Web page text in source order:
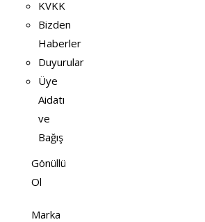
KVKK
Bizden
Haberler
Duyurular
Üye
Aidatı
ve
Bağış
Gönüllü
Ol
Marka